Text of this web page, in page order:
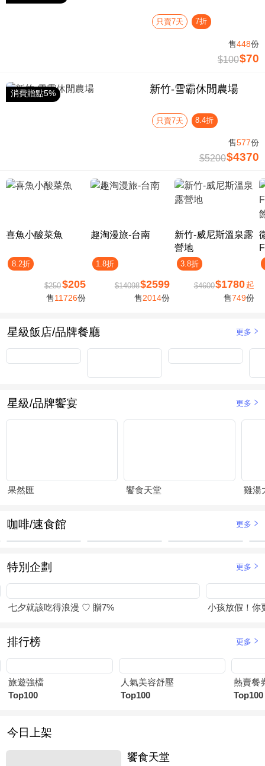
只賣7天 7折
售448份
$100$70
消費贈點5% 新竹-雪霸休閒農場
只賣7天 8.4折
售577份
$5200$4370
喜魚小酸菜魚
8.2折
$250$205
售11726份
趣淘漫旅-台南
1.8折
$14098$2599
售2014份
新竹-威尼斯溫泉露
營地
3.8折
$4600$1780 起
售749份
星級飯店/品牌餐廳 更多
星級/品牌饗宴 更多
果然匯 饗食天堂
咖啡/速食館 更多
特別企劃 更多
七夕就該吃得浪漫 ♡ 贈7% 小孩放假！你
排行榜 更多
旅遊強檔
Top100
人氣美容舒壓
Top100
熱賣餐
Top100
今日上架
饗食天堂